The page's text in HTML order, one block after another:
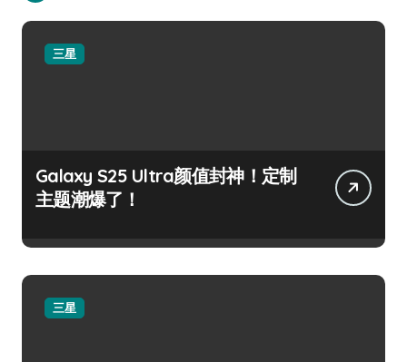
三星
Galaxy S25 Ultra颜值封神！定制
主题潮爆了！
三星